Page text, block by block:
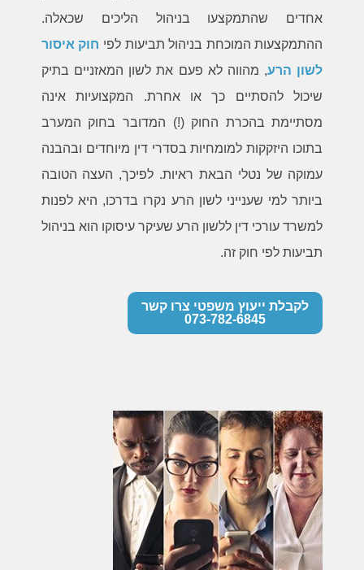
אחדים שהתמקצעו בניהול הליכים שכאלה.
ההתמקצעות המוכחת בניהול תביעות לפי חוק איסור
לשון הרע, מהווה לא פעם את לשון המאזניים בתיק
שיכול להסתיים כך או אחרת. המקצועיות אינה
מסתיימת בהכרת החוק (!) המדובר בחוק המערב
בתוכו היזקקות למומחיות בסדרי דין מיוחדים ובהבנה
עמוקה של נטלי הבאת ראיות. לפיכך, העצה הטובה
ביותר למי שענייני לשון הרע נקרו בדרכו, היא לפנות
למשרד עורכי דין ללשון הרע שעיקר עיסוקו הוא בניהול
תביעות לפי חוק זה.
לקבלת ייעוץ משפטי צרו קשר
073-782-6845